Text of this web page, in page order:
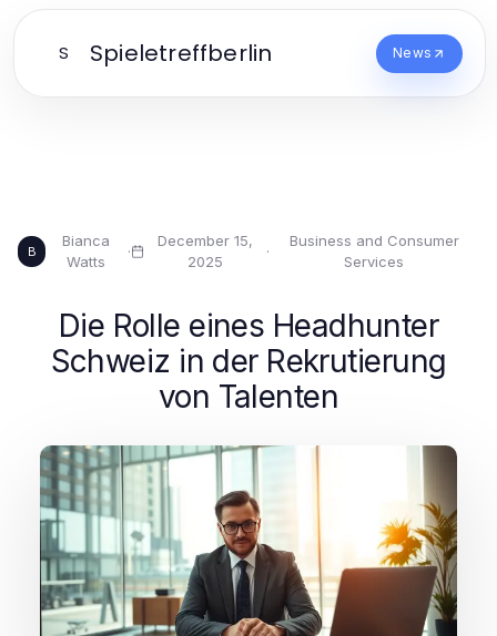
S Spieletreffberlin News
B
Bianca
Watts
·
December 15,
2025
·
Business and Consumer
Services
Die Rolle eines Headhunter
Schweiz in der Rekrutierung
von Talenten